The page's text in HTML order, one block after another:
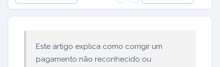
Este artigo explica como corrigir um
pagamento não reconhecido ou